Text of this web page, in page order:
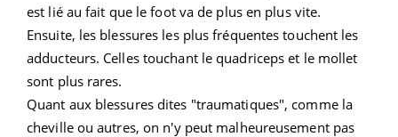
est lié au fait que le foot va de plus en plus vite.
Ensuite, les blessures les plus fréquentes touchent les
adducteurs. Celles touchant le quadriceps et le mollet
sont plus rares.
Quant aux blessures dites "traumatiques", comme la
cheville ou autres, on n'y peut malheureusement pas